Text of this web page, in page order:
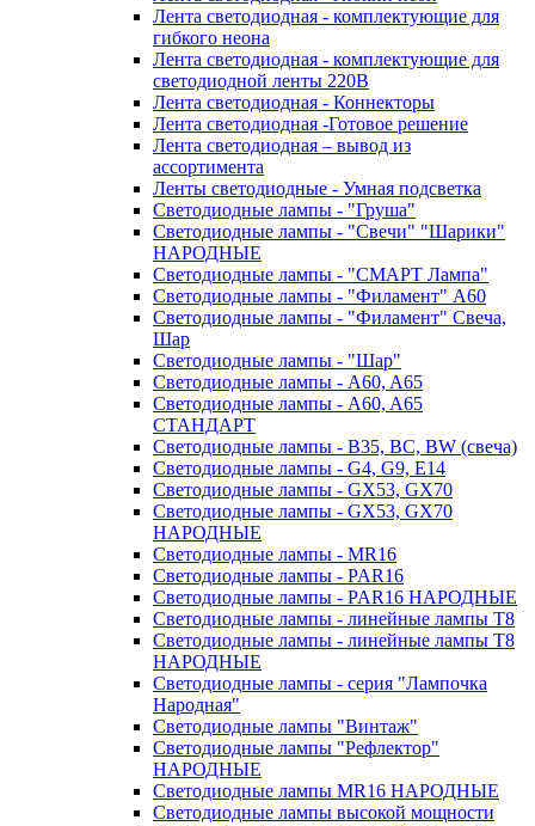
Лента светодиодная - комплектующие для
гибкого неона
Лента светодиодная - комплектующие для
светодиодной ленты 220В
Лента светодиодная - Коннекторы
Лента светодиодная -Готовое решение
Лента светодиодная – вывод из
ассортимента
Ленты светодиодные - Умная подсветка
Светодиодные лампы - "Груша"
Светодиодные лампы - "Свечи" "Шарики"
НАРОДНЫЕ
Светодиодные лампы - "СМАРТ Лампа"
Светодиодные лампы - "Филамент" A60
Светодиодные лампы - "Филамент" Свеча,
Шар
Светодиодные лампы - "Шар"
Светодиодные лампы - A60, A65
Светодиодные лампы - A60, A65
СТАНДАРТ
Светодиодные лампы - B35, BC, BW (свеча)
Светодиодные лампы - G4, G9, Е14
Светодиодные лампы - GX53, GX70
Светодиодные лампы - GX53, GX70
НАРОДНЫЕ
Светодиодные лампы - MR16
Светодиодные лампы - PAR16
Светодиодные лампы - PAR16 НАРОДНЫЕ
Светодиодные лампы - линейные лампы T8
Светодиодные лампы - линейные лампы T8
НАРОДНЫЕ
Светодиодные лампы - серия "Лампочка
Народная"
Светодиодные лампы "Винтаж"
Светодиодные лампы "Рефлектор"
НАРОДНЫЕ
Светодиодные лампы MR16 НАРОДНЫЕ
Светодиодные лампы высокой мощности